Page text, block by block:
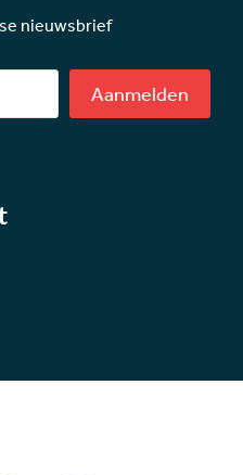
nieuwsbrief
Aanmelden